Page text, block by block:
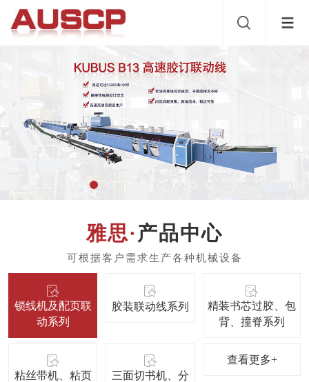
产品中心
锁线机及配页联
动系列
胶装联动线系列
精装书芯过胶、包
背、撞脊系列
粘丝带机、粘页
三面切书机、分
查看更多+